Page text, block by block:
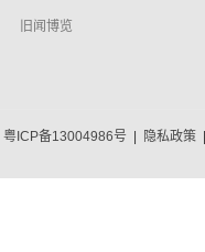
旧闻博览
粤ICP备13004986号 隐私政策